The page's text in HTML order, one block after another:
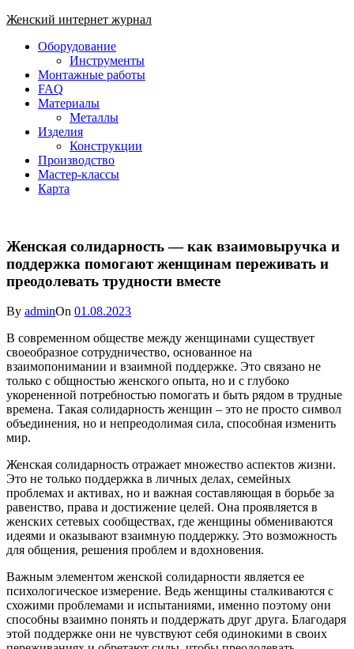
Skip
content
Женский интернет журнал
Close
Оборудование
Инструменты
Монтажные работы
FAQ
Материалы
Металлы
Изделия
Конструкции
Производство
Мастер-классы
Карта
Женская солидарность — как взаимовыручка и
поддержка помогают женщинам переживать и
преодолевать трудности вместе
By adminOn 01.08.2023
В современном обществе между женщинами существует
своеобразное сотрудничество, основанное на
взаимопонимании и взаимной поддержке. Это связано не
только с общностью женского опыта, но и с глубоко
укорененной потребностью помогать и быть рядом в трудные
времена. Такая солидарность женщин – это не просто символ
объединения, но и непреодолимая сила, способная изменить
мир.
Женская солидарность отражает множество аспектов жизни.
Это не только поддержка в личных делах, семейных
проблемах и активах, но и важная составляющая в борьбе за
равенство, права и достижение целей. Она проявляется в
женских сетевых сообществах, где женщины обмениваются
идеями и оказывают взаимную поддержку. Это возможность
для общения, решения проблем и вдохновения.
Важным элементом женской солидарности является ее
психологическое измерение. Ведь женщины сталкиваются с
схожими проблемами и испытаниями, именно поэтому они
способны взаимно понять и поддержать друг друга. Благодаря
этой поддержке они не чувствуют себя одинокими в своих